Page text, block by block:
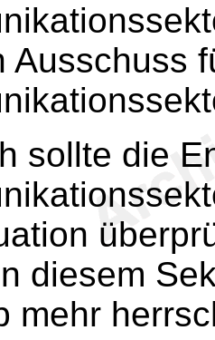
Ausschuss
sollte die
diesem
mehr